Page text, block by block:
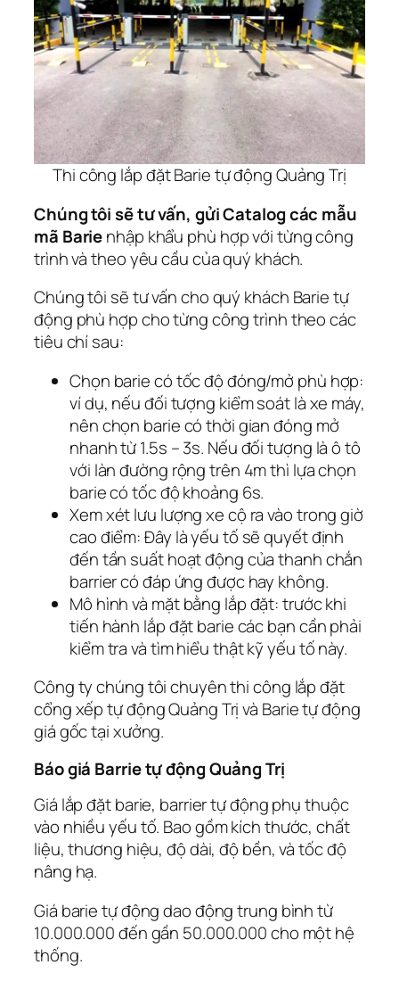
Thi công lắp đặt Barie tự động Quảng Trị
Chúng tôi sẽ tư vấn, gửi Catalog các mẫu
mã Barienhập khẩu phù hợp với từng công
trình và theo yêu cầu của quý khách.
Chúng tôi sẽ tư vấn cho quý khách Barie tự
động phù hợp cho từng công trình theo các
tiêu chí sau:
Chọn barie có tốc độ đóng/mở phù hợp:
ví dụ, nếu đối tượng kiểm soát là xe máy,
nên chọn barie có thời gian đóng mở
nhanh từ 1.5s – 3s. Nếu đối tượng là ô tô
với làn đường rộng trên 4m thì lựa chọn
barie có tốc độ khoảng 6s.
Xem xét lưu lượng xe cộ ra vào trong giờ
cao điểm: Đây là yếu tố sẽ quyết định
đến tần suất hoạt động của thanh chắn
barrier có đáp ứng được hay không.
Mô hình và mặt bằng lắp đặt: trước khi
tiến hành lắp đặt barie các bạn cần phải
kiểm tra và tìm hiểu thật kỹ yếu tố này.
Công ty chúng tôi chuyên thi công lắp đặt
cổng xếp tự động Quảng Trị và Barie tự động
giá gốc tại xưởng.
Báo giá Barrie tự động Quảng Trị
Giá lắp đặt barie, barrier tự động phụ thuộc
vào nhiều yếu tố. Bao gồm kích thước, chất
liệu, thương hiệu, độ dài, độ bền, và tốc độ
nâng hạ.
Giá barie tự động dao động trung bình từ
10.000.000 đến gần 50.000.000 cho một hệ
thống.